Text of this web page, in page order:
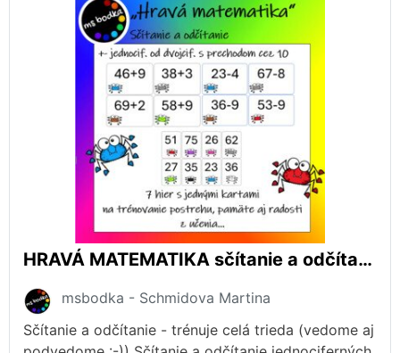
HRAVÁ MATEMATIKA sčítanie a odčítanie do 100 cez 10
msbodka - Schmidova Martina
Sčítanie a odčítanie - trénuje celá trieda (vedome aj